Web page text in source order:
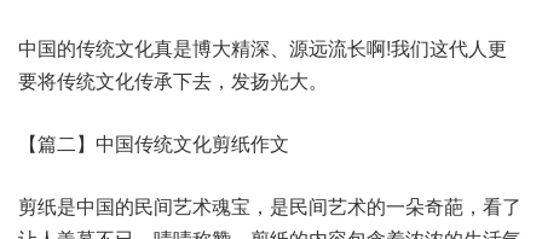
中国的传统文化真是博大精深、源远流长啊!我们这代人更
要将传统文化传承下去，发扬光大。
【篇二】中国传统文化剪纸作文
剪纸是中国的民间艺术魂宝，是民间艺术的一朵奇葩，看了